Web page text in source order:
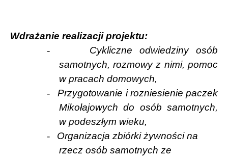
Wdrażanie realizacji projektu:
-
Cykliczne odwiedziny osób
samotnych, rozmowy z nimi, pomoc
w pracach domowych,
-
Przygotowanie i rozniesienie paczek
Mikołajowych do osób samotnych,
w podeszłym wieku,
-
Organizacja zbiórki żywności na
rzecz osób samotnych ze